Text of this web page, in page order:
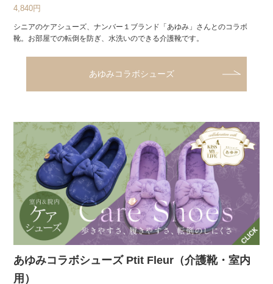
4,840円
シニアのケアシューズ、ナンバー１ブランド「あゆみ」さんとのコラボ
靴。お部屋での転倒を防ぎ、水洗いのできる介護靴です。
あゆみコラボシューズ
あゆみコラボシューズ Ptit Fleur（介護靴・室内
用）